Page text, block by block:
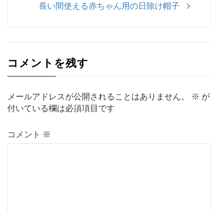
ョ
ン
次
長い間使える赤ちゃん用の日除け帽子
コメントを残す
メールアドレスが公開されることはありません。 ※ が
付いている欄は必須項目です
コメント ※